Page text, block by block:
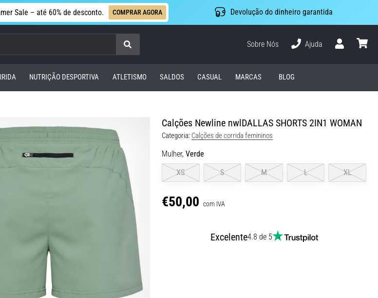
Sale – até 60% de desconto. COMPRAR AGORA Devolução do dinheiro garantida
Procurar
Sobre Nós
Ajuda
NUTRIÇÃO DESPORTIVA ATLETISMO SALDOS CASUAL MARCAS BLOG
Calções Newline nwlDALLAS SHORTS 2IN1 WOMAN
Categoria: Calções de corrida femininos
Mulher, Verde
XS
S M L XL
€50,00 com IVA
Excelente4.8 de 5